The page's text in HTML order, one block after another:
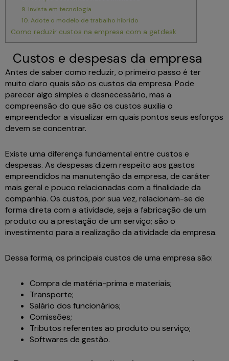
9. Invista em tecnologia
10. Adote o modelo de trabalho híbrido
Como reduzir custos na empresa com a getdesk
Custos e despesas da empresa
Antes de saber como reduzir, o primeiro passo é ter
muito claro quais são os custos da empresa. Pode
parecer algo simples e desnecessário, mas a
compreensão do que são os custos auxilia o
empreendedor a visualizar em quais pontos seus esforços
devem se concentrar.
Existe uma diferença fundamental entre custos e
despesas. As despesas dizem respeito aos gastos
empreendidos na manutenção da empresa, de caráter
mais geral e pouco relacionadas com a finalidade da
companhia. Os custos, por sua vez, relacionam-se de
forma direta com a atividade, seja a fabricação de um
produto ou a prestação de um serviço; são o
investimento para a realização da atividade da empresa.
Dessa forma, os principais custos de uma empresa são:
Compra de matéria-prima e materiais;
Transporte;
Salário dos funcionários;
Comissões;
Tributos referentes ao produto ou serviço;
Softwares de gestão.